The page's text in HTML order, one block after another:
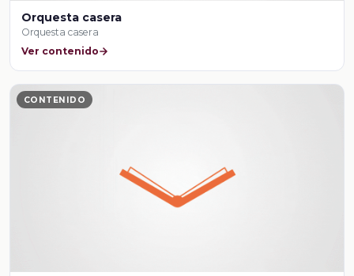
Orquesta casera
Orquesta casera
Ver contenido
CONTENIDO